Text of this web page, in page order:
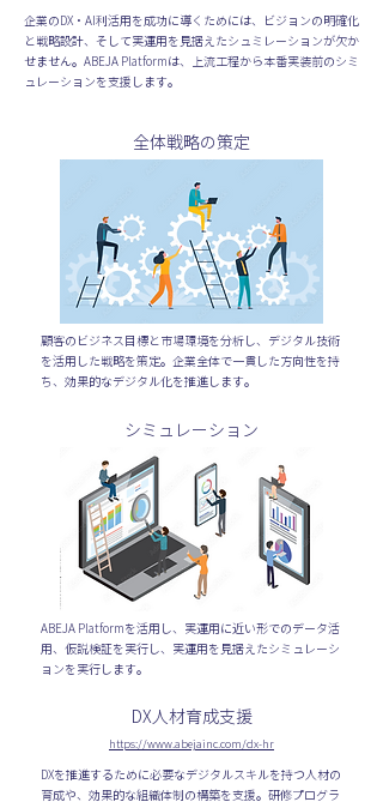
企業のDX・AI利活用を成功に導くためには、ビジョンの明確化
と戦略設計、そして実運用を見据えたシュミレーションが欠か
せません。ABEJA Platformは、上流工程から本番実装前のシミ
ュレーションを支援します。
全体戦略の策定
顧客のビジネス目標と市場環境を分析し、デジタル技術
を活用した戦略を策定。企業全体で一貫した方向性を持
ち、効果的なデジタル化を推進します。
シミュレーション
ABEJA Platformを活用し、実運用に近い形でのデータ活
用、仮説検証を実行し、実運用を見据えたシミュレーシ
ョンを実行します。
DX人材育成支援
https://www.abejainc.com/dx-hr
DXを推進するために必要なデジタルスキルを持つ人材の
育成や、効果的な組織体制の構築を支援。研修プログラ